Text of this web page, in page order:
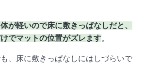
が軽いので床に敷きっぱなしだと、
でマットの位置がズレます。
、床に敷きっぱなしにはしづらいで